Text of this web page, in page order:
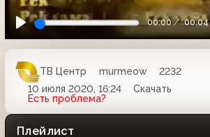
00:00 00:04
ТВ Центр murmeow
2232
10 июля 2020, 16:24
Скачать
Есть проблема?
Плейлист